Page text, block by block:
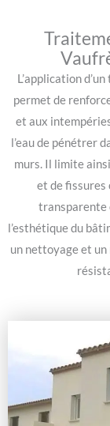
L’application
permet de
et aux
l’eau de pénétrer
murs. Il limite
et de fissures
transparente
l’esthétique du
un nettoyage et